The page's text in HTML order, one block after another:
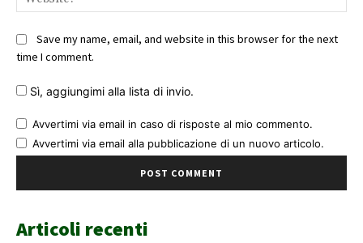
Save my name, email, and website in this browser for the next
time I comment.
Sì, aggiungimi alla lista di invio.
Avvertimi via email in caso di risposte al mio commento.
Avvertimi via email alla pubblicazione di un nuovo articolo.
Articoli recenti